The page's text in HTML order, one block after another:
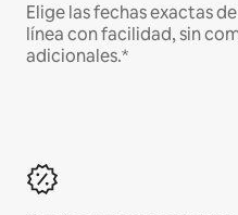
Elige las fechas exactas
línea con facilidad, sin
adicionales.*